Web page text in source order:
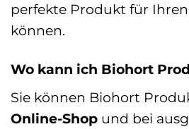
perfekte Produkt für
können.
Wo kann ich Biohort
Sie können Biohort
Online-Shop und bei